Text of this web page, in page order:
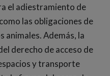
el adiestramiento de
las obligaciones de
animales. Además, la
derecho de acceso de
y transporte